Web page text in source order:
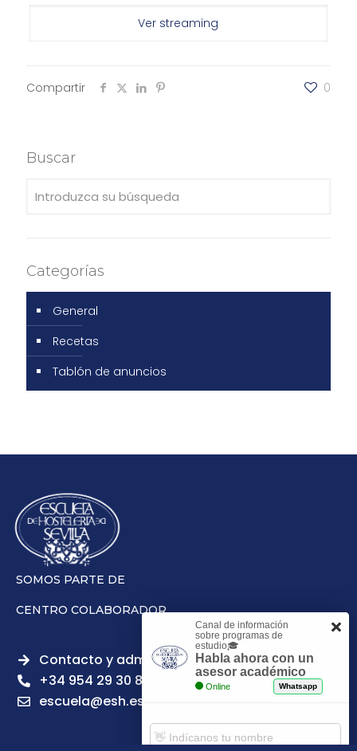
Ver streaming
Compartir 0
Buscar
Categorías
General
Recetas
Tablón de anuncios
SOMOS PARTE DE
CENTRO COLABORADOR
Contacto y admisiones
+34 954 29 30 81
escuela@esh.es
Canal de información
sobre programas de
estudio🎓
Habla ahora con un
asesor académico
Online Whatsapp